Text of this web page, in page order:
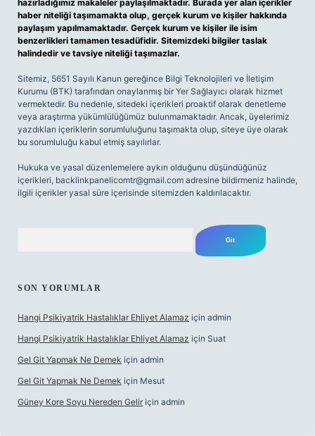
hazırladığımız makaleler paylaşılmaktadır. Burada yer alan içerikler
haber niteliği taşımamakta olup, gerçek kurum ve kişiler hakkında
paylaşım yapılmamaktadır. Gerçek kurum ve kişiler ile isim
benzerlikleri tamamen tesadüfidir. Sitemizdeki bilgiler taslak
halindedir ve tavsiye niteliği taşımazlar.
Sitemiz, 5651 Sayılı Kanun gereğince Bilgi Teknolojileri ve İletişim
Kurumu (BTK) tarafından onaylanmış bir Yer Sağlayıcı olarak hizmet
vermektedir. Bu nedenle, sitedeki içerikleri proaktif olarak denetleme
veya araştırma yükümlülüğümüz bulunmamaktadır. Ancak, üyelerimiz
yazdıkları içeriklerin sorumluluğunu taşımakta olup, siteye üye olarak
bu sorumluluğu kabul etmiş sayılırlar.
Hukuka ve yasal düzenlemelere aykırı olduğunu düşündüğünüz
içerikleri, backlinkpanelicomtr@gmail.com adresine bildirmeniz halinde,
ilgili içerikler yasal süre içerisinde sitemizden kaldırılacaktır.
SON YORUMLAR
Hangi Psikiyatrik Hastalıklar Ehliyet Alamaz için admin
Hangi Psikiyatrik Hastalıklar Ehliyet Alamaz için Suat
Gel Git Yapmak Ne Demek için admin
Gel Git Yapmak Ne Demek için Mesut
Güney Kore Soyu Nereden Gelir için admin